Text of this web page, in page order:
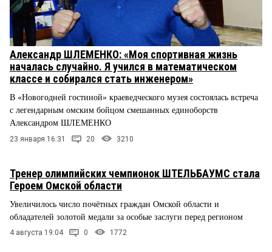
Александр ШЛЕМЕНКО: «Моя спортивная жизнь
началась случайно. Я учился в математическом
классе и собирался стать инженером»
В «Новогодней гостиной» краеведческого музея состоялась встреча
с легендарным омским бойцом смешанных единоборств
Александром ШЛЕМЕНКО
23 января 16:31 20 3210
Тренер олимпийских чемпионок ШТЕЛЬБАУМС стала
Героем Омской области
Увеличилось число почётных граждан Омской области и
обладателей золотой медали за особые заслуги перед регионом
4 августа 19:04 0 1772